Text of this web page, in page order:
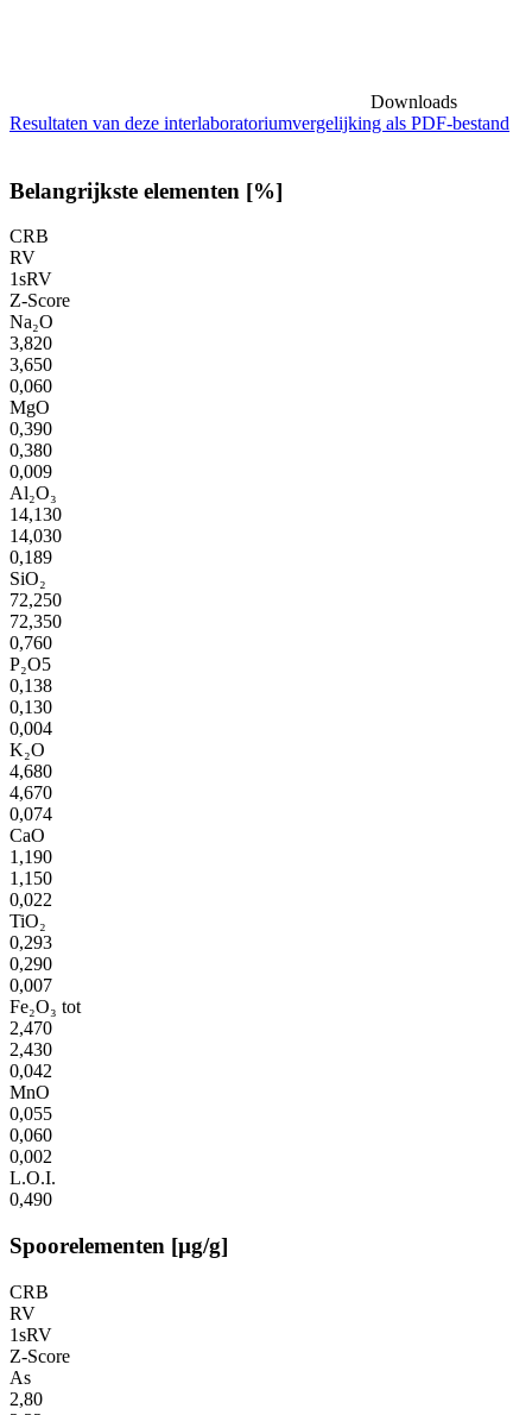
Downloads
Resultaten van deze interlaboratoriumvergelijking als PDF-bestand
Belangrijkste elementen [%]
CRB
RV
1sRV
Z-Score
Na₂O
3,820
3,650
0,060
MgO
0,390
0,380
0,009
Al₂O₃
14,130
14,030
0,189
SiO₂
72,250
72,350
0,760
P₂O5
0,138
0,130
0,004
K₂O
4,680
4,670
0,074
CaO
1,190
1,150
0,022
TiO₂
0,293
0,290
0,007
Fe₂O₃ tot
2,470
2,430
0,042
MnO
0,055
0,060
0,002
L.O.I.
0,490
Spoorelementen [µg/g]
CRB
RV
1sRV
Z-Score
As
2,80